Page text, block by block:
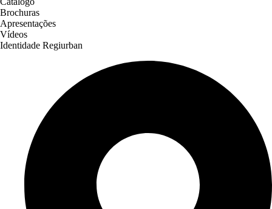
Brochuras
Apresentações
Vídeos
Identidade Regiurban